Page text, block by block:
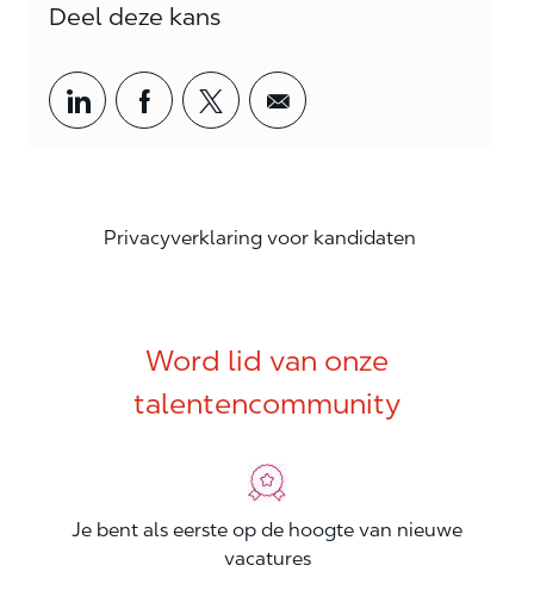
Deel deze kans
Share via LinkedIn
Share via Facebook
Share via twitter
Share via email
Privacyverklaring voor kandidaten
Word lid van onze
talentencommunity
Je bent als eerste op de hoogte van nieuwe
vacatures